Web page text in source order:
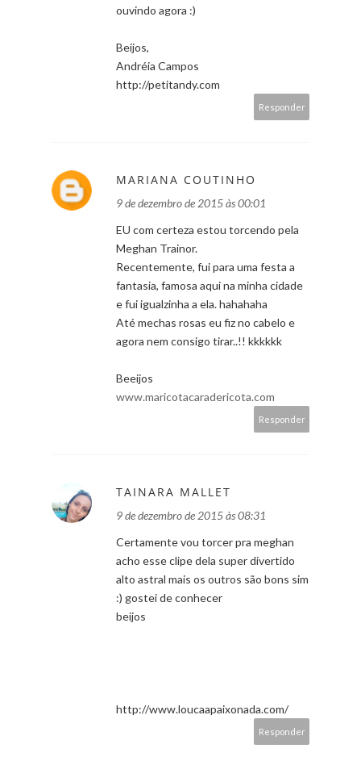
ouvindo agora :)
Beijos,
Andréia Campos
http://petitandy.com
Responder
MARIANA COUTINHO
9 de dezembro de 2015 às 00:01
EU com certeza estou torcendo pela
Meghan Trainor.
Recentemente, fui para uma festa a
fantasia, famosa aqui na minha cidade
e fui igualzinha a ela. hahahaha
Até mechas rosas eu fiz no cabelo e
agora nem consigo tirar..!! kkkkkk
Beeijos
www.maricotacaradericota.com
Responder
TAINARA MALLET
9 de dezembro de 2015 às 08:31
Certamente vou torcer pra meghan
acho esse clipe dela super divertido
alto astral mais os outros são bons sim
:) gostei de conhecer
beijos
http://www.loucaapaixonada.com/
Responder